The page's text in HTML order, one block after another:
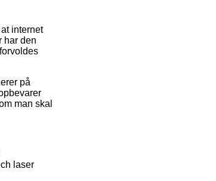
internet
har den
på
man skal
laser